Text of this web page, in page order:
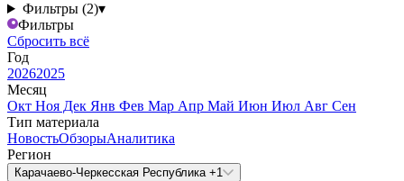
Фильтры (2)▾
Фильтры
Сбросить всё
Год
20262025
Месяц
Окт Ноя Дек Янв Фев Мар Апр Май Июн Июл Авг Сен
Тип материала
НовостьОбзорыАналитика
Регион
Карачаево-Черкесская Республика +1